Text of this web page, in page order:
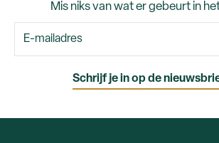
Mis niks van wat er gebeurt in